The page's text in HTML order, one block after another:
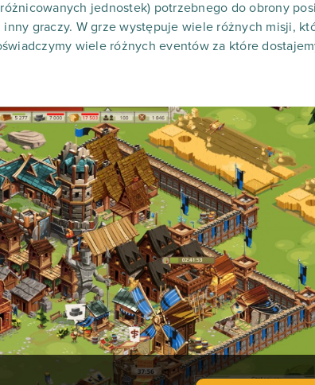
jednostek) potrzebnego do obrony
graczy. W grze występuje wiele różnych misji,
wiele różnych eventów za które